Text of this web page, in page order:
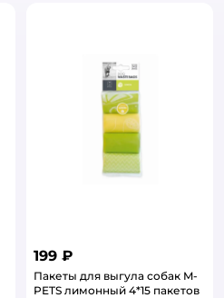
199 ₽
Пакеты для выгула собак M-
PETS лимонный 4*15 пакетов